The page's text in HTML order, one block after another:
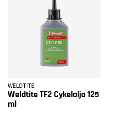
WELDTITE
Weldtite TF2 Cykelolja 125
ml